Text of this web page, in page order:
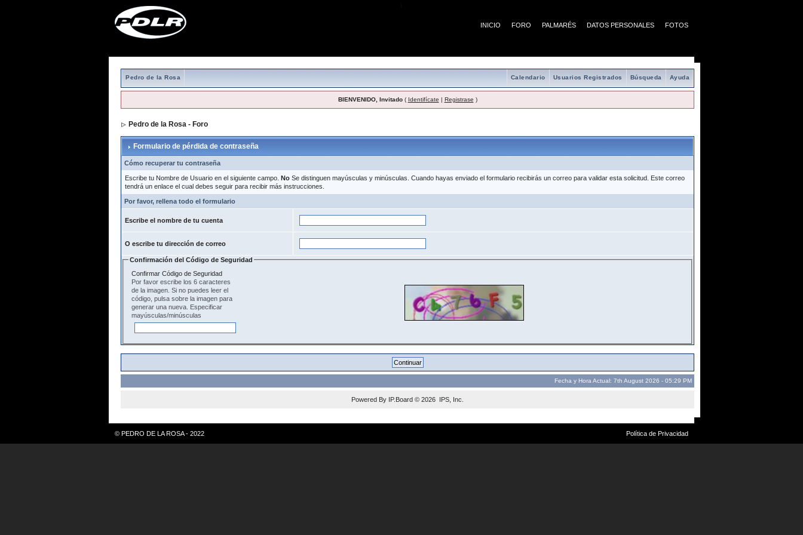
INICIO FORO PALMARÉS DATOS PERSONALES FOTOS
Pedro de la Rosa Ayuda
Búsqueda
Usuarios Registrados
Calendario
BIENVENIDO, Invitado( Identifícate | Registrase )
Pedro de la Rosa - Foro
Formulario de pérdida de contraseña
Cómo recuperar tu contraseña
Escribe tu Nombre de Usuario en el siguiente campo. No Se distinguen mayúsculas y minúsculas. Cuando hayas enviado el formulario recibirás un correo para validar esta solicitud. Este correo
tendrá un enlace el cual debes seguir para recibir más instrucciones.
Por favor, rellena todo el formulario
Escribe el nombre de tu cuenta
O escribe tu dirección de correo
Confirmación del Código de Seguridad
Confirmar Código de Seguridad
Por favor escribe los 6 caracteres
de la imagen. Si no puedes leer el
código, pulsa sobre la imagen para
generar una nueva. Especificar
mayúsculas/minúsculas
Fecha y Hora Actual: 7th August 2026 - 05:29 PM
Powered By IP.Board © 2026 IPS, Inc
© PEDRO DE LA ROSA - 2022 Política de Privacidad